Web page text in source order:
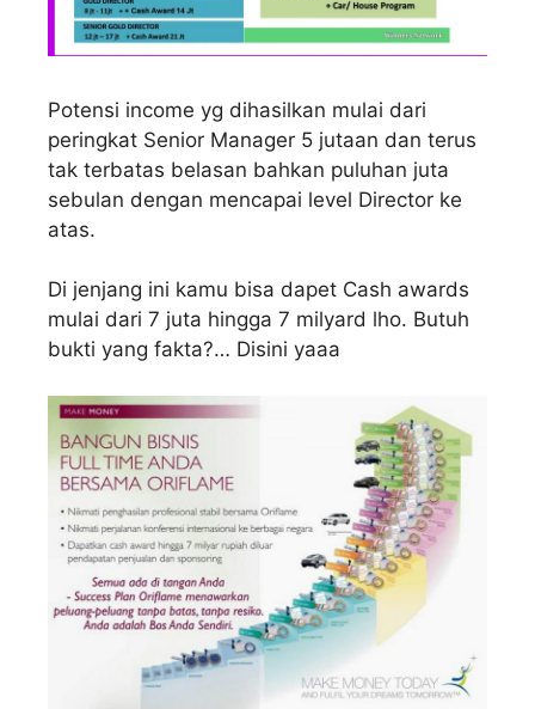
Potensi income yg dihasilkan mulai dari
peringkat Senior Manager 5 jutaan dan terus
tak terbatas belasan bahkan puluhan juta
sebulan dengan mencapai level Director ke
atas.
Di jenjang ini kamu bisa dapet Cash awards
mulai dari 7 juta hingga 7 milyard lho. Butuh
bukti yang fakta?… Disini yaaa